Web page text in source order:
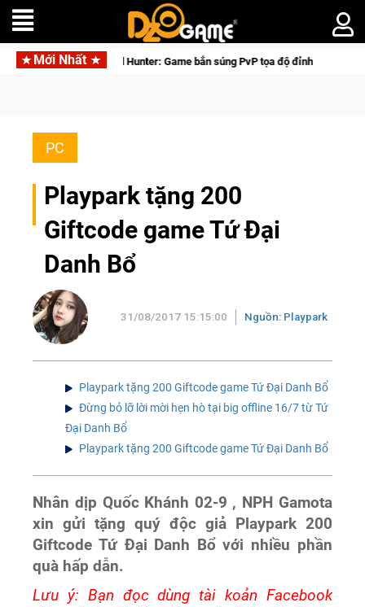
Mới NhấtMedal Hunter: Game bắn súng PvP tọa độ đỉnh cao đưa bạn vào
PC
Playpark tặng 200
Giftcode game Tứ Đại
Danh Bổ
31/08/2017 15:15:00 Nguồn: Playpark
Playpark tặng 200 Giftcode game Tứ Đại Danh Bổ
Đừng bỏ lỡ lời mời hẹn hò tại big offline 16/7 từ Tứ
Đại Danh Bổ
Playpark tặng 200 Giftcode game Tứ Đại Danh Bổ
Nhân dịp Quốc Khánh 02-9 , NPH Gamota
xin gửi tặng quý độc giả Playpark 200
Giftcode Tứ Đại Danh Bổ với nhiều phần
quà hấp dẫn.
Lưu ý: Bạn đọc dùng tài koản Facebook